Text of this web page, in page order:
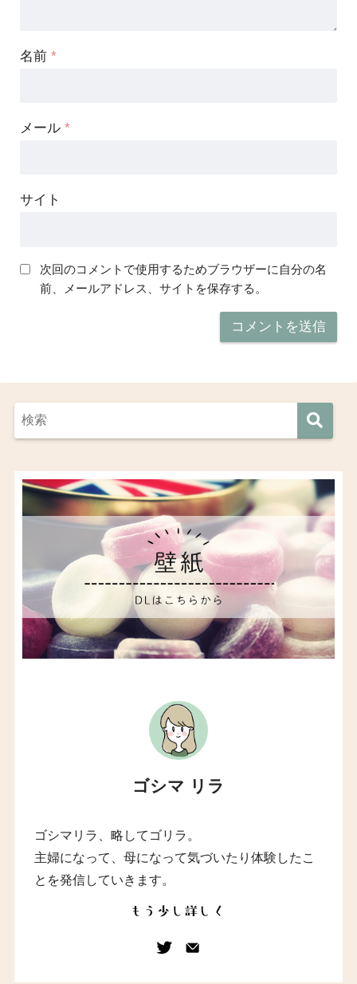
名前*
メール*
サイト
次回のコメントで使用するためブラウザーに自分の名
前、メールアドレス、サイトを保存する。
ゴシマ リラ
ゴシマリラ、略してゴリラ。
主婦になって、母になって気づいたり体験したこ
とを発信していきます。